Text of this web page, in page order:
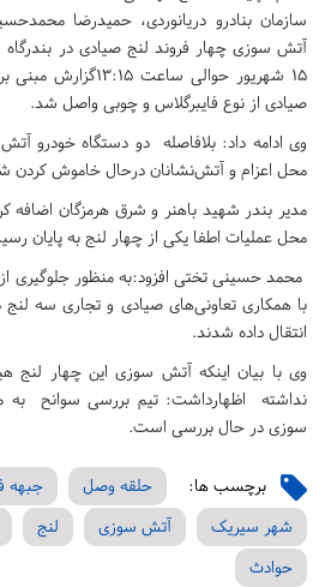
سازمان بنادرو دریانوردی، حمیدرضا
آتش سوزی چهار فروند لنج صیادی در
۱۵ شهریور حوالی
صیادی از نوع فایبرگلاس و چوبی واصل شد.
وی ادامه داد: بلافاصله دو دستگاه خودرو
محل اعزام و آتش‌نشانان درحال خاموش کردن
مدیر بندر شهید باهنر و شرق هرمزگان اضافه
محل عملیات اطفا یکی از چهار لنج‌ به پایان
محمد حسینی تختی افزود:به منظور جلوگیری
با همکاری تعاونی‌های صیادی و تجاری سه
انتقال داده شدند.
وی با بیان اینکه آتش سوزی این چهار
نداشته اظهارداشت: تیم بررسی سوانح به
سوزی در حال بررسی است.
برچسب ها: حلقه وصل
جبهه
شهر سیریک
آتش سوزی لنج
حوادث